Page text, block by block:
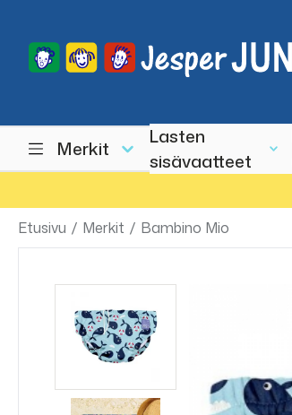
Merkit
Lasten
sisävaatteet
Etusivu / Merkit / Bambino Mio